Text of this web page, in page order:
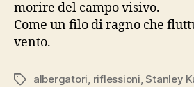
morire del campo visivo.
Come un filo di ragno che
vento.
Tag albergatori riflessioni ,Stanley